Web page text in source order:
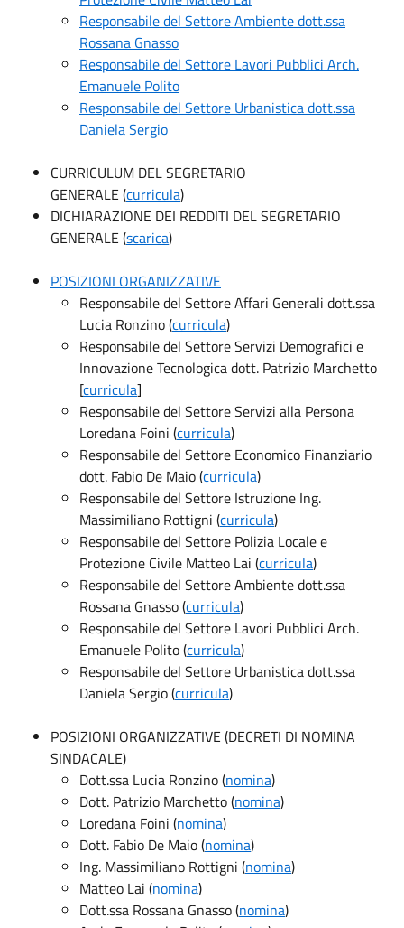
Responsabile del Settore Ambiente dott.ssa
Rossana Gnasso
Responsabile del Settore Lavori Pubblici Arch.
Emanuele Polito
Responsabile del Settore Urbanistica dott.ssa
Daniela Sergio
CURRICULUM DEL SEGRETARIO
GENERALE (curricula)
DICHIARAZIONE DEI REDDITI DEL SEGRETARIO
GENERALE (scarica)
POSIZIONI ORGANIZZATIVE
Responsabile del Settore Affari Generali dott.ssa
Lucia Ronzino (curricula)
Responsabile del Settore Servizi Demografici e
Innovazione Tecnologica dott. Patrizio Marchetto
[curricula]
Responsabile del Settore Servizi alla Persona
Loredana Foini (curricula)
Responsabile del Settore Economico Finanziario
dott. Fabio De Maio (curricula)
Responsabile del Settore Istruzione Ing.
Massimiliano Rottigni (curricula)
Responsabile del Settore Polizia Locale e
Protezione Civile Matteo Lai (curricula)
Responsabile del Settore Ambiente dott.ssa
Rossana Gnasso (curricula)
Responsabile del Settore Lavori Pubblici Arch.
Emanuele Polito (curricula)
Responsabile del Settore Urbanistica dott.ssa
Daniela Sergio (curricula)
POSIZIONI ORGANIZZATIVE (DECRETI DI NOMINA
SINDACALE)
Dott.ssa Lucia Ronzino (nomina)
Dott. Patrizio Marchetto (nomina)
Loredana Foini (nomina)
Dott. Fabio De Maio (nomina)
Ing. Massimiliano Rottigni (nomina)
Matteo Lai (nomina)
Dott.ssa Rossana Gnasso (nomina)